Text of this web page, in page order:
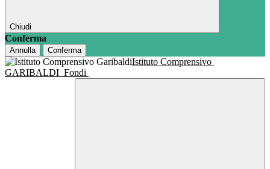
Chiudi
Conferma
Annulla Conferma
Istituto Comprensivo
GARIBALDI Fondi